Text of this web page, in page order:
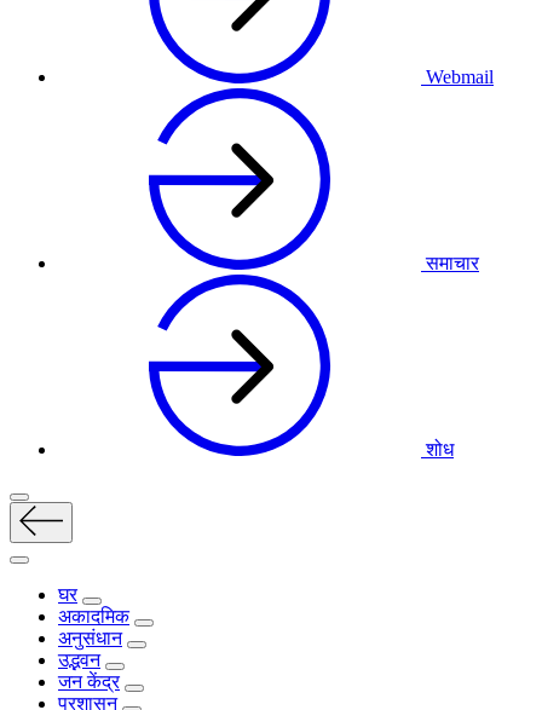
Webmail
समाचार
शोध
घर
अकादमिक
अनुसंधान
उद्भवन
जन केंद्र
प्रशासन